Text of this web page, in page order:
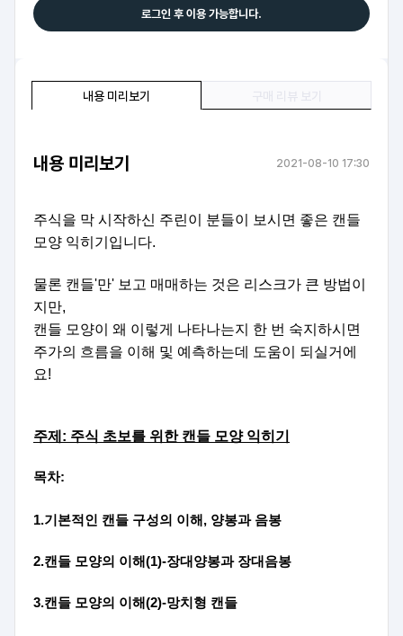
로그인 후 이용 가능합니다.
내용 미리보기
내용 미리보기 2021-08-10 17:30
주식을 막 시작하신 주린이 분들이 보시면 좋은 캔들
모양 익히기입니다.
물론 캔들'만' 보고 매매하는 것은 리스크가 큰 방법이
지만,
캔들 모양이 왜 이렇게 나타나는지 한 번 숙지하시면
주가의 흐름을 이해 및 예측하는데 도움이 되실거에
요!
주제: 주식 초보를 위한 캔들 모양 익히기
목차:
1.기본적인 캔들 구성의 이해, 양봉과 음봉
2.캔들 모양의 이해(1)-장대양봉과 장대음봉
3.캔들 모양의 이해(2)-망치형 캔들